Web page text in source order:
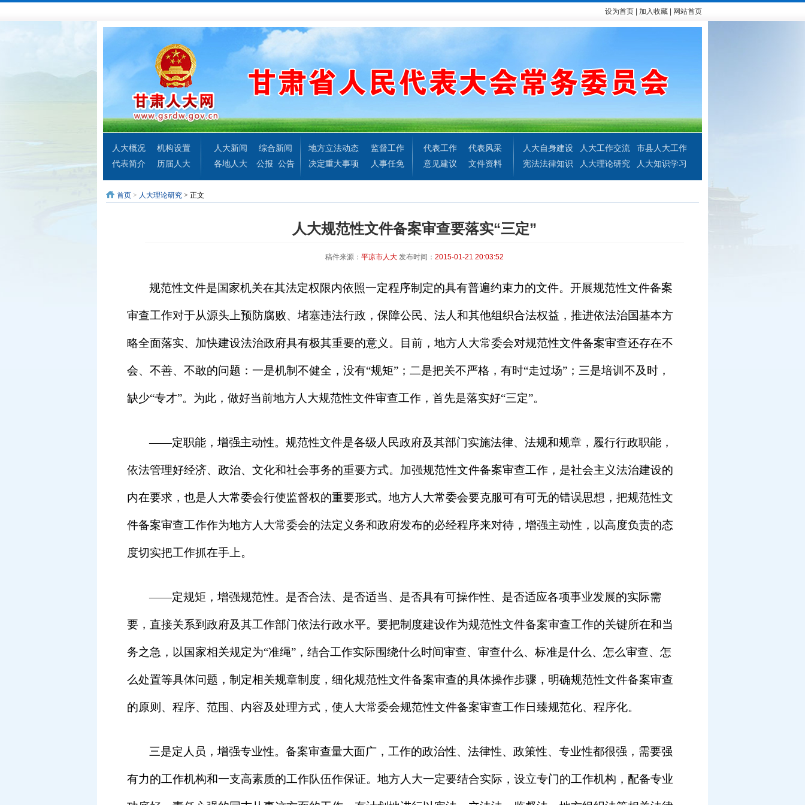
设为首页 加入收藏 网站首页
人大概况
机构设置
代表简介
历届人大
人大新闻
综合新闻
各地人大
公报 公告
地方立法动态
监督工作
决定重大事项
人事任免
代表工作
代表风采
意见建议
文件资料
人大自身建设 人大工作交流
市县人大工作
宪法法律知识
人大理论研究 人大知识学习
首页 > 人大理论研究 > 正文
人大规范性文件备案审查要落实“三定”
稿件来源： 平凉市人大 发布时间： 2015-01-21 20:03:52
规范性文件是国家机关在其法定权限内依照一定程序制定的具有普遍约束力的文件。开展规范性文件备案
审查工作对于从源头上预防腐败、堵塞违法行政，保障公民、法人和其他组织合法权益，推进依法治国基本方
略全面落实、加快建设法治政府具有极其重要的意义。目前，地方人大常委会对规范性文件备案审查还存在不
会、不善、不敢的问题：一是机制不健全，没有“规矩”；二是把关不严格，有时“走过场”；三是培训不及时，
缺少“专才”。为此，做好当前地方人大规范性文件审查工作，首先是落实好“三定”。
——定职能，增强主动性。规范性文件是各级人民政府及其部门实施法律、法规和规章，履行行政职能，
依法管理好经济、政治、文化和社会事务的重要方式。加强规范性文件备案审查工作，是社会主义法治建设的
内在要求，也是人大常委会行使监督权的重要形式。地方人大常委会要克服可有可无的错误思想，把规范性文
件备案审查工作作为地方人大常委会的法定义务和政府发布的必经程序来对待，增强主动性，以高度负责的态
度切实把工作抓在手上。
——定规矩，增强规范性。 是否合法、是否适当、是否具有可操作性、是否适应各项事业发展的实际需
要，直接关系到政府及其工作部门依法行政水平。要把制度建设作为规范性文件备案审查工作的关键所在和当
务之急，以国家相关规定为“准绳”，结合工作实际围绕什么时间审查、审查什么、标准是什么、怎么审查、怎
么处置等具体问题，制定相关规章制度，细化规范性文件备案审查的具体操作步骤，明确规范性文件备案审查
的原则、程序、范围、内容及处理方式，使人大常委会规范性文件备案审查工作日臻规范化、程序化。
三是定人员，增强专业性。备案审查量大面广，工作的政治性、法律性、政策性、专业性都很强，需要强
有力的工作机构和一支高素质的工作队伍作保证。地方人大一定要结合实际，设立专门的工作机构，配备专业